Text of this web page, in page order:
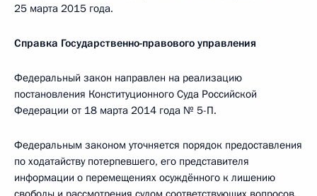
25 марта 2015 года.
Справка Государственно-правового управления
Федеральный закон направлен на реализацию
постановления Конституционного Суда Российской
Федерации от 18 марта 2014 года № 5-П.
Федеральным законом уточняется порядок предоставления
по ходатайству потерпевшего, его представителя
информации о перемещениях осуждённого к лишению